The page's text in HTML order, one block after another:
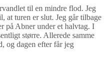
til en mindre flod. Jeg
at turen er slut. Jeg går tilbage
på Abner under et halvtag. I
større. Allerede samme
og dagen efter får jeg